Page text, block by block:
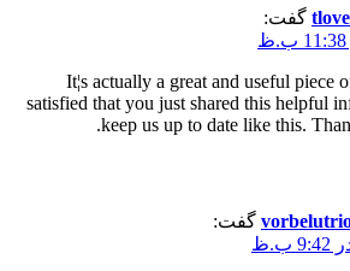
گفت:
It¦s actually a great and useful piece
satisfied that you just shared this helpful
keep us up to date like this.
گفت: